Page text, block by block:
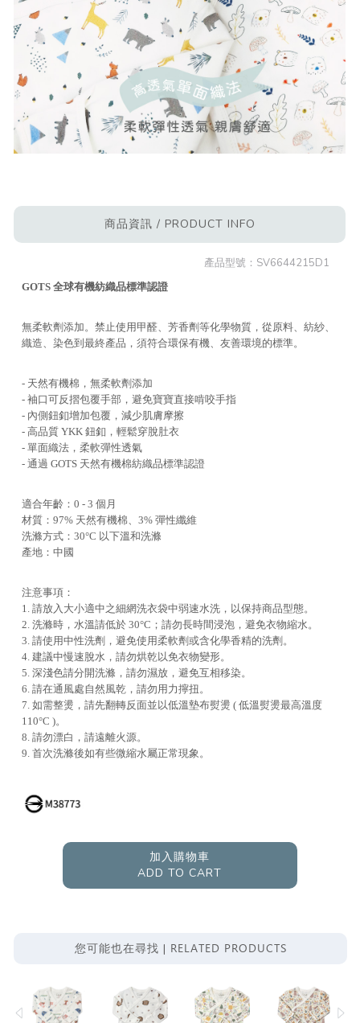
商品資訊 / PRODUCT INFO
產品型號： SV6644215D1
GOTS 全球有機紡織品標準認證
無柔軟劑添加。禁止使用甲醛、芳香劑等化學物質，從原料、紡紗、
織造、染色到最終產品，須符合環保有機、友善環境的標準。
- 天然有機棉，無柔軟劑添加
- 袖口可反摺包覆手部，避免寶寶直接啃咬手指
- 內側鈕釦增加包覆，減少肌膚摩擦
- 高品質 YKK 鈕釦，輕鬆穿脫肚衣
- 單面織法，柔軟彈性透氣
- 通過 GOTS 天然有機棉紡織品標準認證
適合年齡：0 - 3 個月
材質：97% 天然有機棉、3% 彈性纖維
洗滌方式：30°C 以下溫和洗滌
產地：中國
注意事項：
1. 請放入大小適中之細網洗衣袋中弱速水洗，以保持商品型態。
2. 洗滌時，水溫請低於 30°C；請勿長時間浸泡，避免衣物縮水。
3. 請使用中性洗劑，避免使用柔軟劑或含化學香精的洗劑。
4. 建議中慢速脫水，請勿烘乾以免衣物變形。
5. 深淺色請分開洗滌，請勿濕放，避免互相移染。
6. 請在通風處自然風乾，請勿用力擰扭。
7. 如需整燙，請先翻轉反面並以低溫墊布熨燙 ( 低溫熨燙最高溫度
110°C )。
8. 請勿漂白，請遠離火源。
9. 首次洗滌後如有些微縮水屬正常現象。
加入購物車
ADD TO CART
您可能也在尋找 | RELATED PRODUCTS